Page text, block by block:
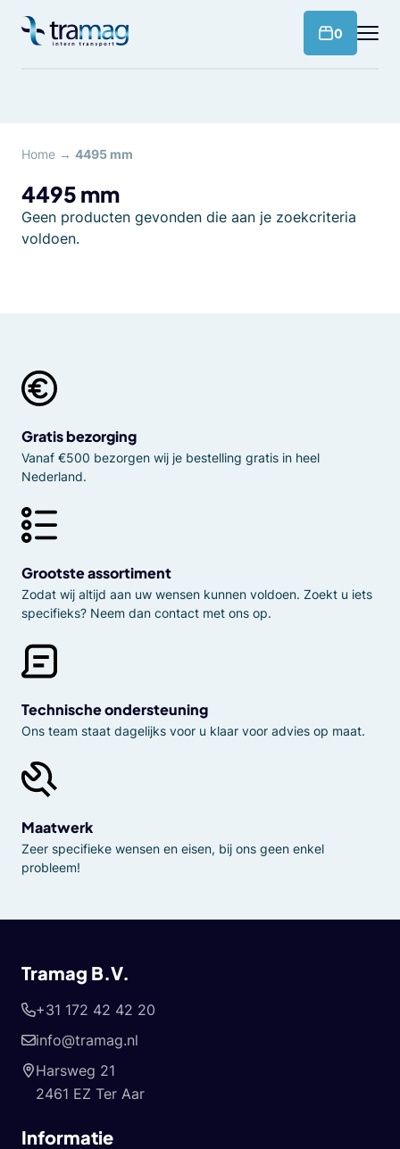
naar
0
Home → 4495 mm
4495 mm
Geen producten gevonden die aan je zoekcriteria
voldoen.
Gratis bezorging
Vanaf €500 bezorgen wij je bestelling gratis in heel
Nederland.
Grootste assortiment
Zodat wij altijd aan uw wensen kunnen voldoen. Zoekt u iets
specifieks? Neem dan contact met ons op.
Technische ondersteuning
Ons team staat dagelijks voor u klaar voor advies op maat.
Maatwerk
Zeer specifieke wensen en eisen, bij ons geen enkel
probleem!
Tramag B.V.
+31 172 42 42 20
info@tramag.nl
Harsweg 21
2461 EZ Ter Aar
Informatie